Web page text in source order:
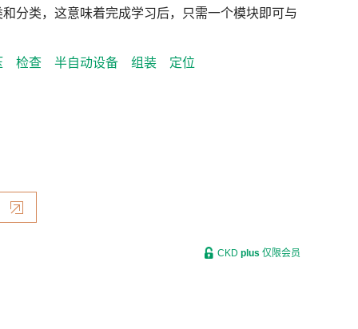
分类，这意味着完成学习后，只需一个模块即可与
检查 半自动设备 组装 定位
CKD plus 仅限会员